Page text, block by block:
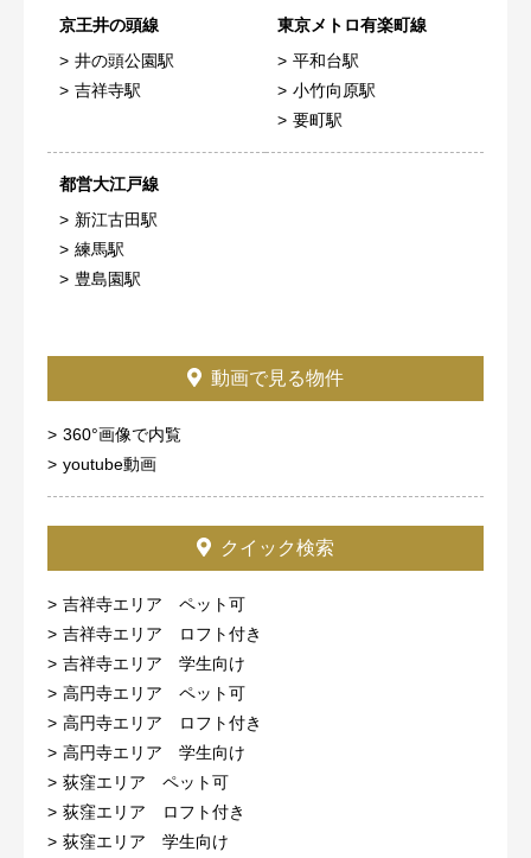
京王井の頭線
井の頭公園駅
吉祥寺駅
東京メトロ有楽町線
平和台駅
小竹向原駅
要町駅
都営大江戸線
新江古田駅
練馬駅
豊島園駅
動画で見る物件
360°画像で内覧
youtube動画
クイック検索
吉祥寺エリア ペット可
吉祥寺エリア ロフト付き
吉祥寺エリア 学生向け
高円寺エリア ペット可
高円寺エリア ロフト付き
高円寺エリア 学生向け
荻窪エリア ペット可
荻窪エリア ロフト付き
荻窪エリア 学生向け